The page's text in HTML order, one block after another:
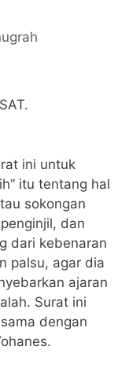
ini untuk
itu tentang hal
sokongan
dan
dari kebenaran
palsu, agar dia
ajaran
Surat ini
dengan